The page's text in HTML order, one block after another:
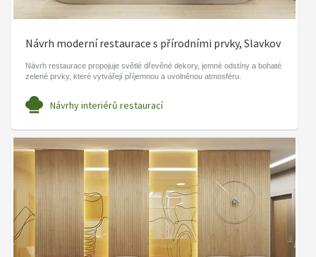
Návrh moderní restaurace s přírodními prvky, Slavkov
Návrh restaurace propojuje světlé dřevěné dekory, jemné odstíny a bohaté
zelené prvky, které vytvářejí příjemnou a uvolněnou atmosféru.
Návrhy interiérů restaurací